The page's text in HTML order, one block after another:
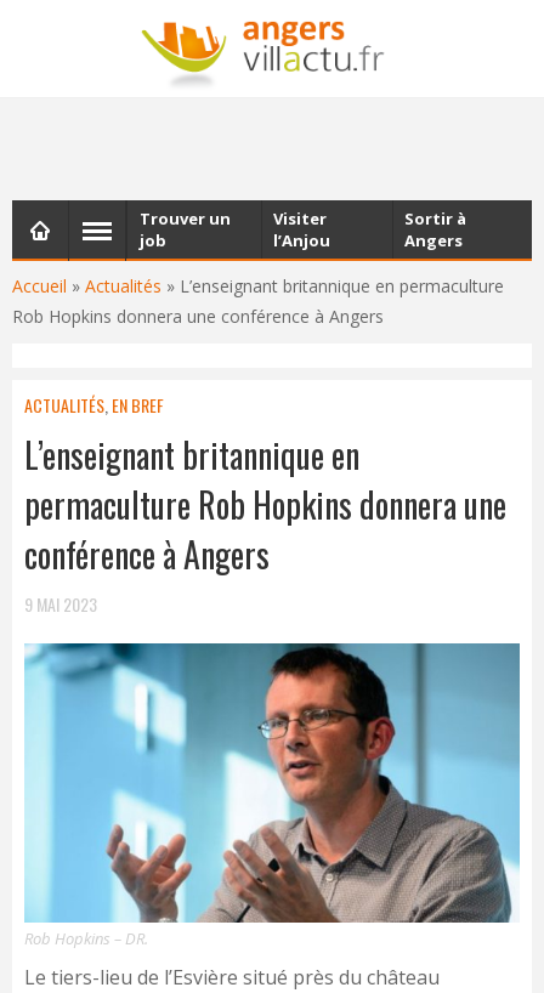
NEWSLETTER
Les dernières actualités d'Angers, chaque vendredi dans
Accueil » Actualités » L’enseignant britannique en permaculture
Rob Hopkins donnera une conférence à Angers
Trouver un
job
Visiter
l’Anjou
Sortir à
Angers
ACTUALITÉS EN BREF
L’enseignant britannique en
permaculture Rob Hopkins donnera une
conférence à Angers
9 MAI 2023
Rob Hopkins – DR.
Le tiers-lieu de l’Esvière situé près du château